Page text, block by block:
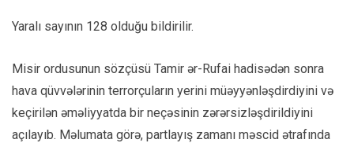
Yaralı sayının 128 olduğu bildirilir.
Misir ordusunun sözçüsü Tamir ər-Rufai hadisədən sonra
hava qüvvələrinin terrorçuların yerini müəyyənləşdirdiyini və
keçirilən əməliyyatda bir neçəsinin zərərsizləşdirildiyini
açılayıb. Məlumata görə, partlayış zamanı məscid ətrafında